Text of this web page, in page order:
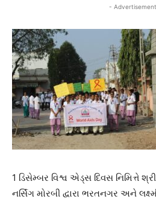
-
1 ડિસેમ્બર વિશ્વ એડ્સ દિવસ નિમિત્તે
નર્સિંગ મોરબી દ્વારા ભરતનગર અને